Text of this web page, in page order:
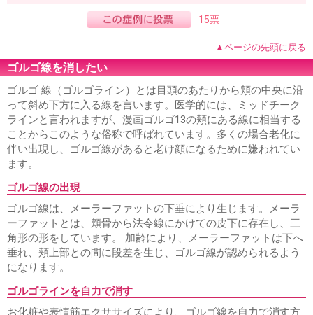
15票
▲ページの先頭に戻る
ゴルゴ線を消したい
ゴルゴ 線（ゴルゴライン）とは目頭のあたりから頬の中央に沿
って斜め下方に入る線を言います。医学的には、ミッドチーク
ラインと言われますが、漫画ゴルゴ13の頬にある線に相当する
ことからこのような俗称で呼ばれています。多くの場合老化に
伴い出現し、ゴルゴ線があると老け顔になるために嫌われてい
ます。
ゴルゴ線の出現
ゴルゴ線は、メーラーファットの下垂により生じます。メーラ
ーファットとは、頬骨から法令線にかけての皮下に存在し、三
角形の形をしています。 加齢により、メーラーファットは下へ
垂れ、頬上部との間に段差を生じ、ゴルゴ線が認められるよう
になります。
ゴルゴラインを自力で消す
お化粧や表情筋エクササイズにより、ゴルゴ線を自力で消す方